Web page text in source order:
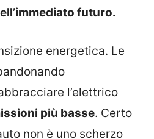
futuro.
energetica. Le
l’elettrico
più basse. Certo
non è uno scherzo